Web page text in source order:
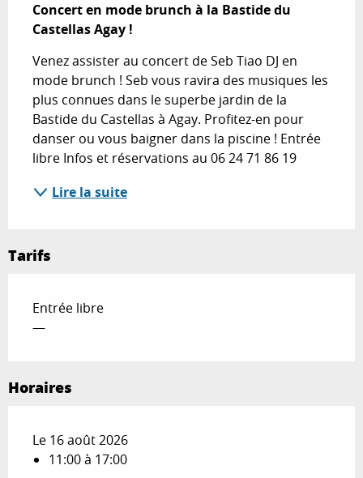
Concert en mode brunch à la Bastide du
Castellas Agay !
Venez assister au concert de Seb Tiao DJ en
mode brunch ! Seb vous ravira des musiques les
plus connues dans le superbe jardin de la
Bastide du Castellas à Agay. Profitez-en pour
danser ou vous baigner dans la piscine ! Entrée
libre Infos et réservations au 06 24 71 86 19
Lire la suite
Tarifs
Entrée libre
—
Horaires
Le 16 août 2026
11:00 à 17:00